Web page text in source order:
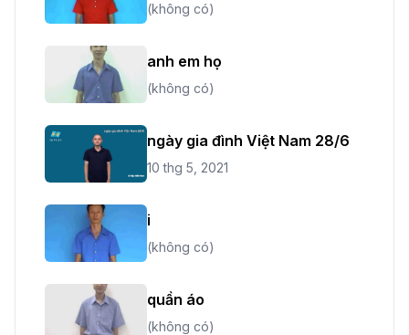
(không có)
anh em họ
(không có)
ngày gia đình Việt Nam 28/6
10 thg 5, 2021
i
(không có)
quần áo
(không có)